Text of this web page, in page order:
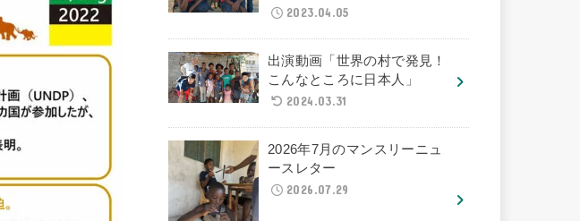
2023.04.05
出演動画「世界の村で発見！
こんなところに日本人」
2024.03.31
2026年7月のマンスリーニュ
ースレター
2026.07.29